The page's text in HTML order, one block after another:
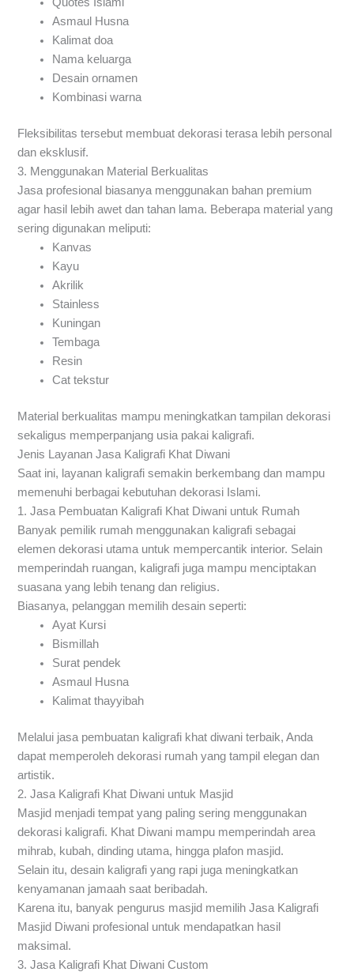
Asmaul Husna
Kalimat doa
Nama keluarga
Desain ornamen
Kombinasi warna
Fleksibilitas tersebut membuat dekorasi terasa lebih personal
dan eksklusif.
3. Menggunakan Material Berkualitas
Jasa profesional biasanya menggunakan bahan premium
agar hasil lebih awet dan tahan lama. Beberapa material yang
sering digunakan meliputi:
Kanvas
Kayu
Akrilik
Stainless
Kuningan
Tembaga
Resin
Cat tekstur
Material berkualitas mampu meningkatkan tampilan dekorasi
sekaligus memperpanjang usia pakai kaligrafi.
Jenis Layanan Jasa Kaligrafi Khat Diwani
Saat ini, layanan kaligrafi semakin berkembang dan mampu
memenuhi berbagai kebutuhan dekorasi Islami.
1. Jasa Pembuatan Kaligrafi Khat Diwani untuk Rumah
Banyak pemilik rumah menggunakan kaligrafi sebagai
elemen dekorasi utama untuk mempercantik interior. Selain
memperindah ruangan, kaligrafi juga mampu menciptakan
suasana yang lebih tenang dan religius.
Biasanya, pelanggan memilih desain seperti:
Ayat Kursi
Bismillah
Surat pendek
Asmaul Husna
Kalimat thayyibah
Melalui jasa pembuatan kaligrafi khat diwani terbaik, Anda
dapat memperoleh dekorasi rumah yang tampil elegan dan
artistik.
2. Jasa Kaligrafi Khat Diwani untuk Masjid
Masjid menjadi tempat yang paling sering menggunakan
dekorasi kaligrafi. Khat Diwani mampu memperindah area
mihrab, kubah, dinding utama, hingga plafon masjid.
Selain itu, desain kaligrafi yang rapi juga meningkatkan
kenyamanan jamaah saat beribadah.
Karena itu, banyak pengurus masjid memilih Jasa Kaligrafi
Masjid Diwani profesional untuk mendapatkan hasil
maksimal.
3. Jasa Kaligrafi Khat Diwani Custom